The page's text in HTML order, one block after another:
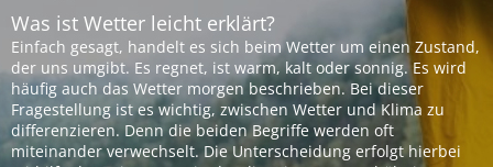
Was ist Wetter leicht erklärt?
Einfach gesagt, handelt es sich beim Wetter um einen Zustand,
der uns umgibt. Es regnet, ist warm, kalt oder sonnig. Es wird
häufig auch das Wetter morgen beschrieben. Bei dieser
Fragestellung ist es wichtig, zwischen Wetter und Klima zu
differenzieren. Denn die beiden Begriffe werden oft
miteinander verwechselt. Die Unterscheidung erfolgt hierbei